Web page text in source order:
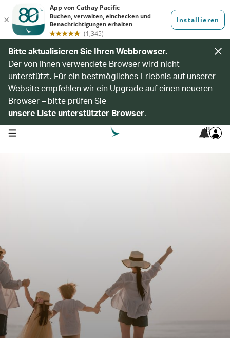
Bitte aktualisieren Sie Ihren Webbrowser.
Der von Ihnen verwendete Browser wird nicht
unterstützt. Für ein bestmögliches Erlebnis auf unserer
Website empfehlen wir ein Upgrade auf einen neueren
Browser – bitte prüfen Sie
unsere Liste unterstützter Browser.
open navigation menu 8